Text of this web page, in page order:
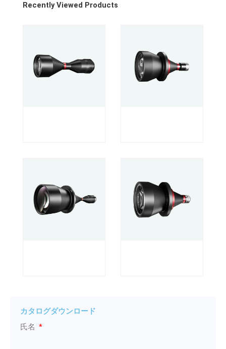
Recently Viewed Products
カタログダウンロード
氏名